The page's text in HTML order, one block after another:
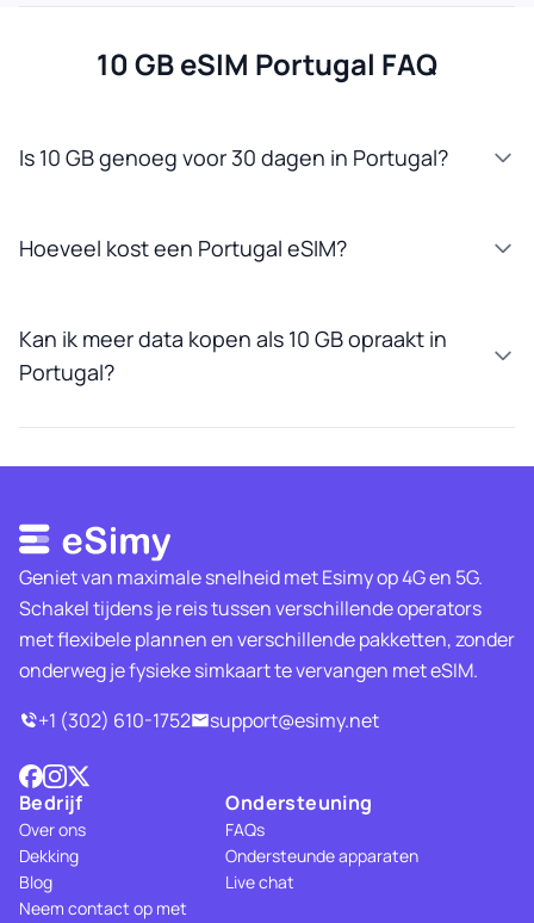
10 GB eSIM Portugal FAQ
Is 10 GB genoeg voor 30 dagen in Portugal?
Hoeveel kost een Portugal eSIM?
Kan ik meer data kopen als 10 GB opraakt in
Portugal?
Geniet van maximale snelheid met Esimy op 4G en 5G.
Schakel tijdens je reis tussen verschillende operators
met flexibele plannen en verschillende pakketten, zonder
onderweg je fysieke simkaart te vervangen met eSIM.
+1 (302) 610-1752
support@esimy.net
Bedrijf
Over ons
Dekking
Blog
Neem contact op met
Ondersteuning
FAQs
Ondersteunde apparaten
Live chat